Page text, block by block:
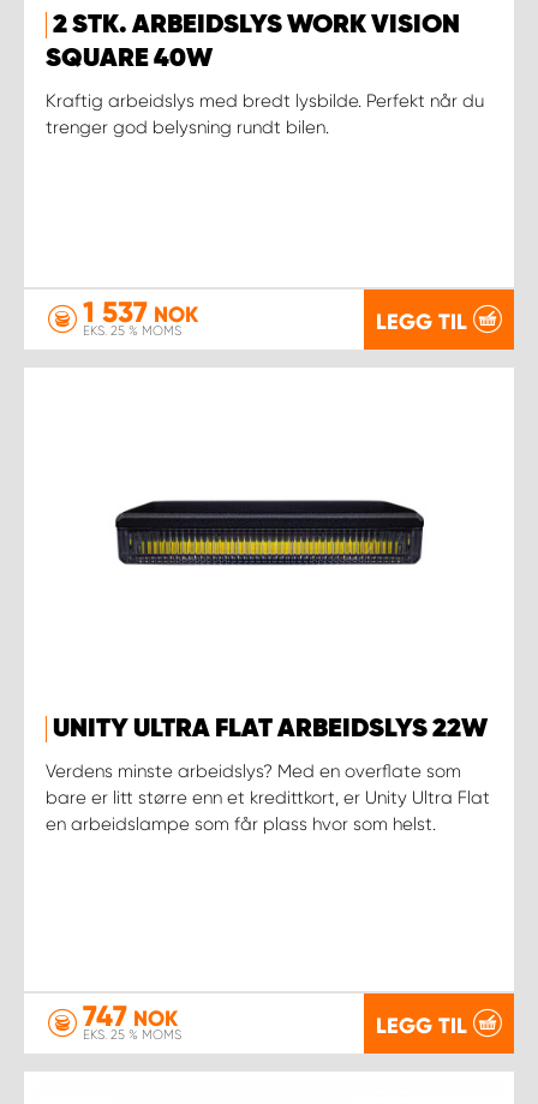
2 STK. ARBEIDSLYS WORK VISION
SQUARE 40W
Kraftig arbeidslys med bredt lysbilde. Perfekt når du
trenger god belysning rundt bilen.
1 537 NOK
EKS. 25 % MOMS LEGG TIL
UNITY ULTRA FLAT ARBEIDSLYS 22W
Verdens minste arbeidslys? Med en overflate som
bare er litt større enn et kredittkort, er Unity Ultra Flat
en arbeidslampe som får plass hvor som helst.
747 NOK
EKS. 25 % MOMS LEGG TIL